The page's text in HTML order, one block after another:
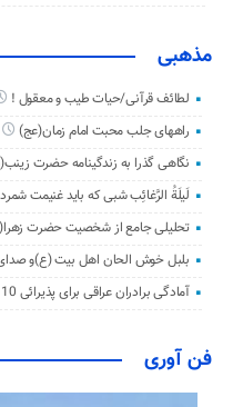
مذهبی
لطائف قرآنی/حیات طیب و معقول !
راههای جلب محبت امام زمان(عج)
نگاهی گذرا به زندگینامه حضرت
لَیلَةُ الرَّغائِب شبی که باید غنیمت شمرد
تحلیلی جامع از شخصیت حضرت
بلبل خوش الحان اهل بیت (ع)و
آمادگی برادران عراقی برای پذیرائی 10 میلیون زائر اربعین
فن آوری